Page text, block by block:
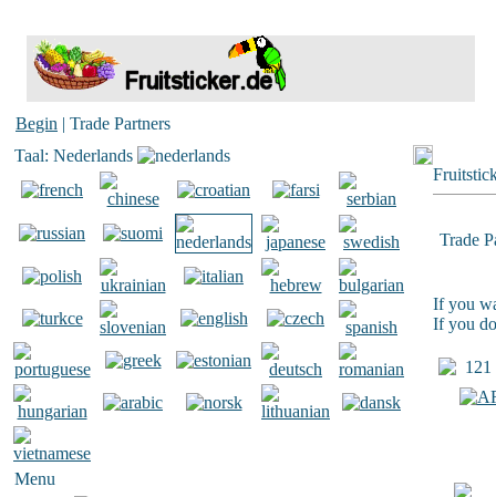
Begin | Trade Partners
Taal: Nederlands
Menu
Trade
If you
If you
121